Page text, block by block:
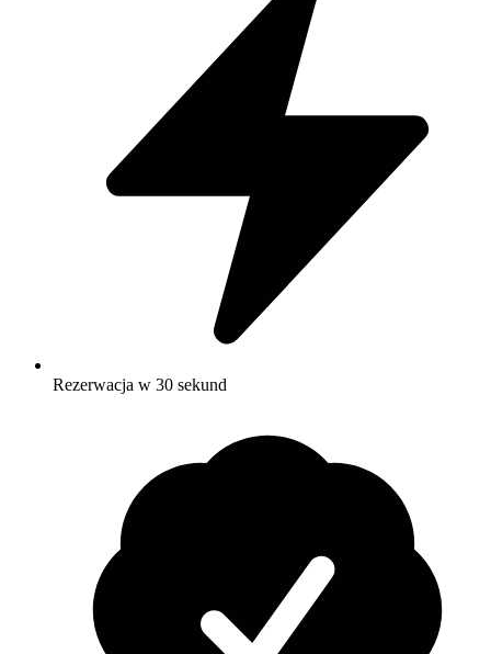
Rezerwacja w 30 sekund